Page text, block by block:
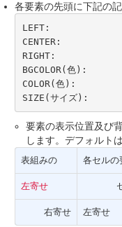
各要素の先頭に下記の
LEFT:
CENTER:
RIGHT:
BGCOLOR(色):
COLOR(色):
SIZE(サイズ):
要素の表示位置及び
します。デフォルト
表組みの 各セルの
左寄せ
右寄せ 左寄せ